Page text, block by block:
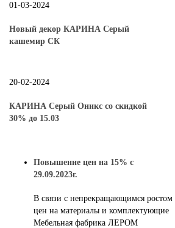
01-03-2024
Новый декор КАРИНА Серый
кашемир СК
20-02-2024
КАРИНА Серый Оникс со скидкой
30% до 15.03
Повышение цен на 15% с
29.09.2023г.
В связи с непрекращающимся ростом
цен на материалы и комплектующие
Мебельная фабрика ЛЕРОМ